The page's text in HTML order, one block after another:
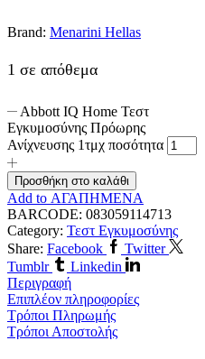
Brand: Menarini Hellas
1 σε απόθεμα
Abbott IQ Home Τεστ
Εγκυμοσύνης Πρόωρης
Ανίχνευσης 1τμχ ποσότητα
Προσθήκη στο καλάθι
Add to ΑΓΑΠΗΜΕΝΑ
BARCODE: 083059114713
Category: Τεστ Εγκυμοσύνης
Share: Facebook
Twitter
Tumblr
Linkedin
Περιγραφή
Επιπλέον πληροφορίες
Τρόποι Πληρωμής
Τρόποι Αποστολής